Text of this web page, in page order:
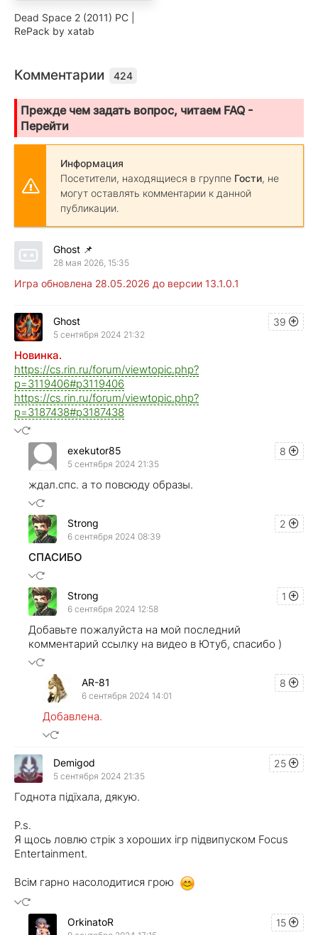
Dead Space 2 (2011) PC |
RePack by xatab
Комментарии 424
Прежде чем задать вопрос, читаем FAQ -
Перейти
Информация
Посетители, находящиеся в группе Гости, не
могут оставлять комментарии к данной
публикации.
Ghost 📌
28 мая 2026, 15:35
Игра обновлена 28.05.2026 до версии 13.1.0.1
39
Ghost
5 сентября 2024 21:32
Новинка.
https://cs.rin.ru/forum/viewtopic.php?
p=3119406#p3119406
https://cs.rin.ru/forum/viewtopic.php?
p=3187438#p3187438
8
exekutor85
5 сентября 2024 21:35
ждал.спс. а то повсюду образы.
2
Strong
6 сентября 2024 08:39
СПАСИБО
1
Strong
6 сентября 2024 12:58
Добавьте пожалуйста на мой последний
комментарий ссылку на видео в Ютуб, спасибо )
8
AR-81
6 сентября 2024 14:01
Добавлена.
25
Demigod
5 сентября 2024 21:35
Годнота підїхала, дякую.
P.s.
Я щось ловлю стрік з хороших ігр підвипуском Focus
Entertainment.
Всім гарно насолодитися грою
15
OrkinatoR